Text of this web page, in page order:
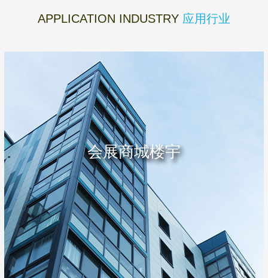
APPLICATION INDUSTRY 应用行业
会展商城楼宇